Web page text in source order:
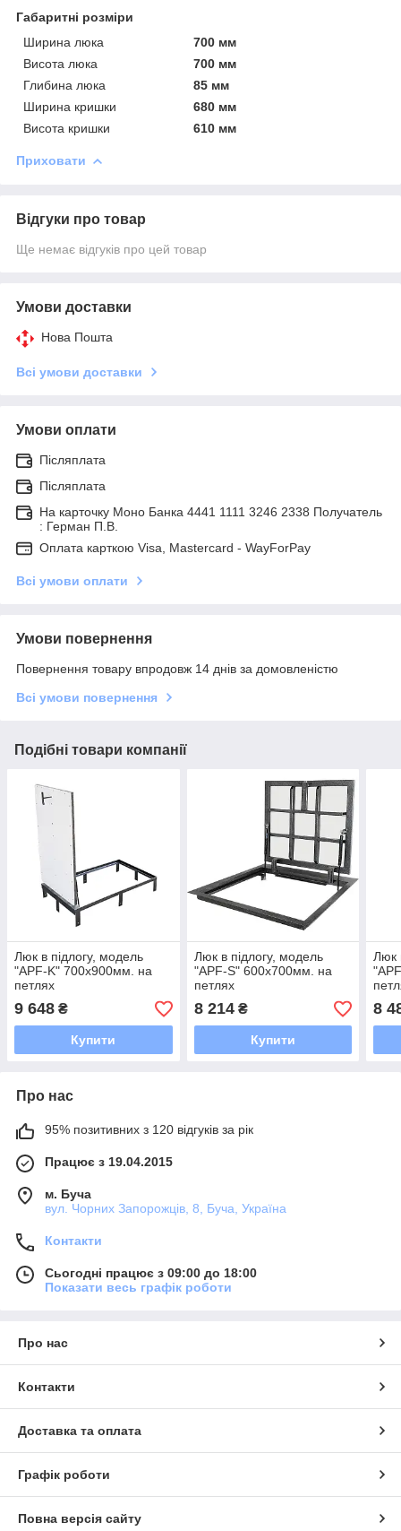
Габаритні розміри
Ширина люка
700 мм
Висота люка
700 мм
Глибина люка
85 мм
Ширина кришки
680 мм
Висота кришки
610 мм
Приховати
Відгуки про товар
Ще немає відгуків про цей товар
Умови доставки
Нова Пошта
Всі умови доставки
Умови оплати
Післяплата
Післяплата
На карточку Моно Банка 4441 1111 3246 2338 Получатель
: Герман П.В.
Оплата карткою Visa, Mastercard - WayForPay
Всі умови оплати
Умови повернення
Повернення товару впродовж 14 днів за домовленістю
Всі умови повернення
Подібні товари компанії
Люк в підлогу, модель
"APF-K" 700х900мм. на
петлях
9 648 ₴
Купити
Люк в підлогу, модель
"APF-S" 600х700мм. на
петлях
8 214₴
Купити
Люк
8
Про нас
95% позитивних з 120 відгуків за рік
Працює з 19.04.2015
м. Буча
вул. Чорних Запорожців, 8, Буча, Україна
Контакти
Сьогодні працює з 09:00 до 18:00
Показати весь графік роботи
Про нас
Контакти
Доставка та оплата
Графік роботи
Повна версія сайту